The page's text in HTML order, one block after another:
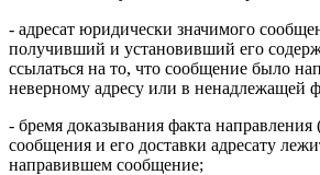
- адресат юридически значимого
получивший и установивший его
ссылаться на то, что сообщение было
неверному адресу или в ненадлежащей
- бремя доказывания факта направления
сообщения и его доставки адресату
направившем сообщение;